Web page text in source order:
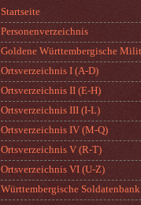
Startseite
Personenverzeichnis
Goldene Württembergische
Ortsverzeichnis I (A-D)
Ortsverzeichnis II (E-H)
Ortsverzeichnis III (I-L)
Ortsverzeichnis IV (M-Q)
Ortsverzeichnis V (R-T)
Ortsverzeichnis VI (U-Z)
Württembergische Soldatenbank